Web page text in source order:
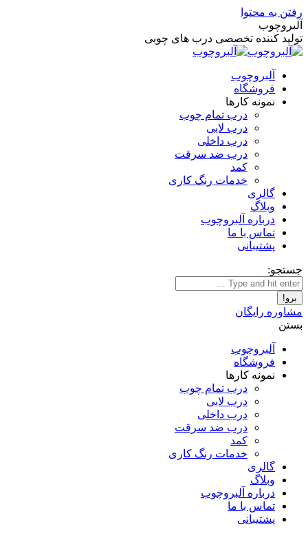
رفتن به محتوا
آلبروچوب
تولید کننده تخصصی درب های چوبی
آلبروچوب
فروشگاه
نمونه کارها
درب تمام چوب
درب لابی
درب داخلی
درب ضد سرقت
کمد
خدمات رنگ کاری
گالری
وبلاگ
درباره آلبروچوب
تماس با ما
پشتیبانی
جستجو:
مشاوره رایگان
بستن
آلبروچوب
فروشگاه
نمونه کارها
درب تمام چوب
درب لابی
درب داخلی
درب ضد سرقت
کمد
خدمات رنگ کاری
گالری
وبلاگ
درباره آلبروچوب
تماس با ما
پشتیبانی